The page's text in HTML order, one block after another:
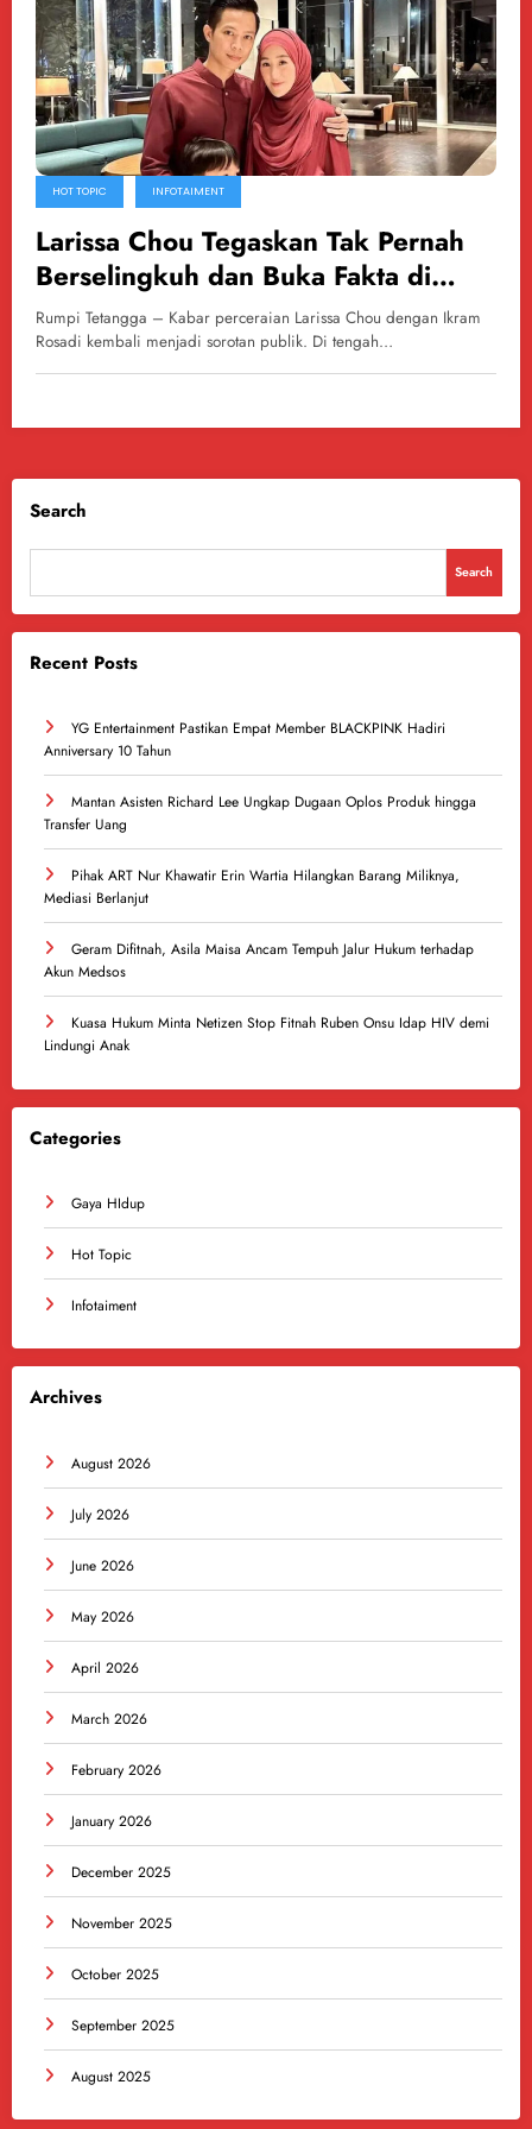
HOT TOPIC INFOTAIMENT
Larissa Chou Tegaskan Tak Pernah
Berselingkuh dan Buka Fakta di
Balik Rumor Perceraian
Rumpi Tetangga – Kabar perceraian Larissa Chou dengan Ikram
Rosadi kembali menjadi sorotan publik. Di tengah…
Search
Search
Recent Posts
YG Entertainment Pastikan Empat Member BLACKPINK Hadiri
Anniversary 10 Tahun
Mantan Asisten Richard Lee Ungkap Dugaan Oplos Produk hingga
Transfer Uang
Pihak ART Nur Khawatir Erin Wartia Hilangkan Barang Miliknya,
Mediasi Berlanjut
Geram Difitnah, Asila Maisa Ancam Tempuh Jalur Hukum terhadap
Akun Medsos
Kuasa Hukum Minta Netizen Stop Fitnah Ruben Onsu Idap HIV demi
Lindungi Anak
Categories
Gaya HIdup
Hot Topic
Infotaiment
Archives
August 2026
July 2026
June 2026
May 2026
April 2026
March 2026
February 2026
January 2026
December 2025
November 2025
October 2025
September 2025
August 2025